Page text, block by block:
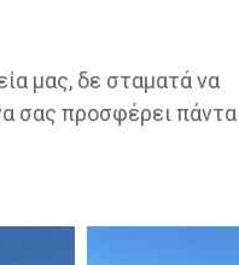
μας, δε σταματά να
σας προσφέρει πάντα